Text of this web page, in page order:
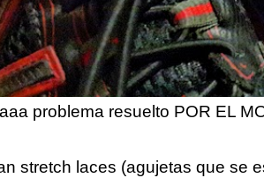
problema resuelto POR EL
stretch laces (agujetas que se